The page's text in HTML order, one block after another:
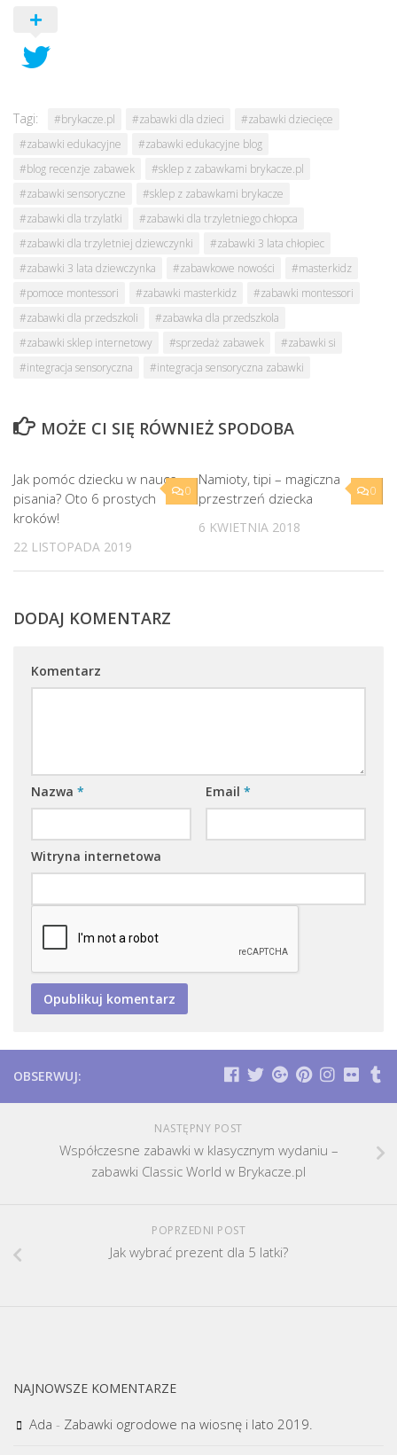
Tagi: #brykacze.pl #zabawki dla dzieci
#zabawki dziecięce
#zabawki edukacyjne
#zabawki edukacyjne blog
#blog recenzje zabawek
#sklep z zabawkami brykacze.pl
#zabawki sensoryczne
#sklep z zabawkami brykacze
#zabawki dla trzylatki
#zabawki dla trzyletniego chłopca
#zabawki dla trzyletniej dziewczynki
#zabawki 3 lata chłopiec
#zabawki 3 lata dziewczynka
#zabawkowe nowości
#masterkidz
#pomoce montessori
#zabawki masterkidz
#zabawki montessori
#zabawki dla przedszkoli
#zabawka dla przedszkola
#zabawki sklep internetowy
#sprzedaż zabawek
#zabawki si
#integracja sensoryczna
#integracja sensoryczna zabawki
MOŻE CI SIĘ RÓWNIEŻ SPODOBA
0
Jak pomóc dziecku w nauce
pisania? Oto 6 prostych
kroków!
22 LISTOPADA 2019
0
Namioty, tipi – magiczna
przestrzeń dziecka
6 KWIETNIA 2018
DODAJ KOMENTARZ
Komentarz
Nazwa * Email *
Witryna internetowa
OBSERWUJ:
NASTĘPNY POST
Współczesne zabawki w klasycznym wydaniu –
zabawki Classic World w Brykacze.pl
POPRZEDNI POST
Jak wybrać prezent dla 5 latki?
NAJNOWSZE KOMENTARZE
Ada - Zabawki ogrodowe na wiosnę i lato 2019.